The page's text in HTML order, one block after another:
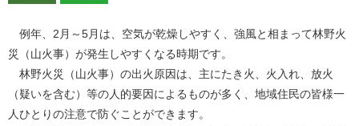
例年、2月～5月は、空気が乾燥しやすく、強風と相まって林野火
災（山火事）が発生しやすくなる時期です。
林野火災（山火事）の出火原因は、主にたき火、火入れ、放火
（疑いを含む）等の人的要因によるものが多く、地域住民の皆様一
人ひとりの注意で防ぐことができます。